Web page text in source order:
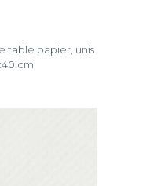
table papier, unis
cm